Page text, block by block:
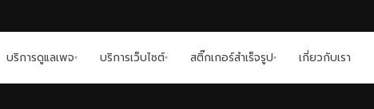
บริการดูแลเพจ▾ บริการเว็บไซต์▾ สติ๊กเกอร์สำเร็จรูป▾ เกี่ยวกับเรา